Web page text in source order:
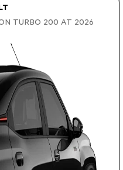
TURBO 200 AT 2026